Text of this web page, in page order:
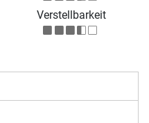
Verstellbarkeit